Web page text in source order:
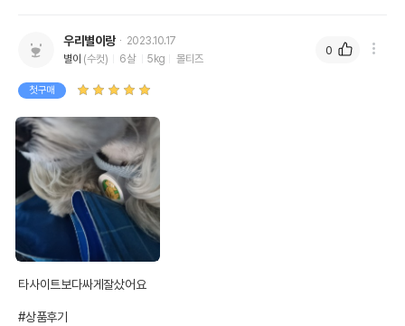
우리별이랑
2023.10.17
별이 (수컷) 6살 5kg 몰티즈
첫구매
타사이트보다싸게잘샀어요
#상품후기
0